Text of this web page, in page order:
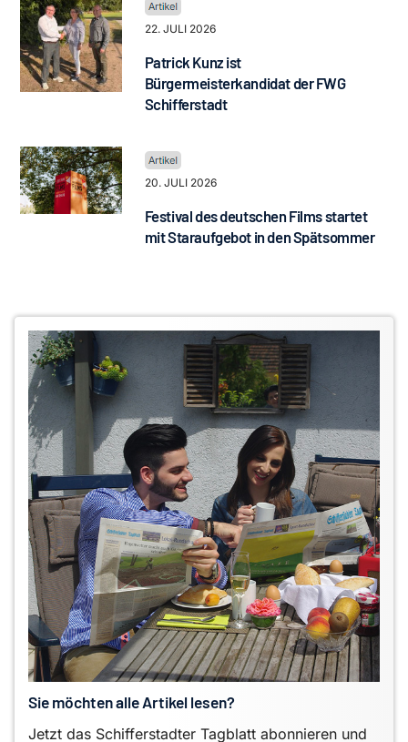
22. JULI 2026
Patrick Kunz ist
Bürgermeisterkandidat der FWG
Schifferstadt
20. JULI 2026
Festival des deutschen Films startet
mit Staraufgebot in den Spätsommer
Sie möchten alle Artikel lesen?
Jetzt das Schifferstadter Tagblatt abonnieren und